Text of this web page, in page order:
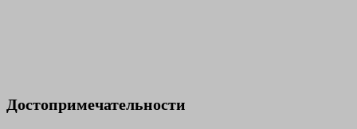
Достопримечательности